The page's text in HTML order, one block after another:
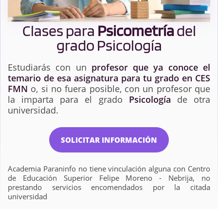
Clases para Psicometríadel
grado Psicología
Estudiarás con un profesor que ya conoce el
temario de esa asignatura para tu grado en CES
FMN o, si no fuera posible, con un profesor que
la imparta para el grado Psicología de otra
universidad.
SOLICITAR INFORMACIÓN
Academia Paraninfo no tiene vinculación alguna con Centro
de Educación Superior Felipe Moreno - Nebrija, no
prestando servicios encomendados por la citada
universidad